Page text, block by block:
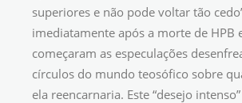
superiores e não pode voltar tão
imediatamente após a morte de HPB
começaram as especulações
círculos do mundo teosófico sobre
ela reencarnaria. Este “desejo